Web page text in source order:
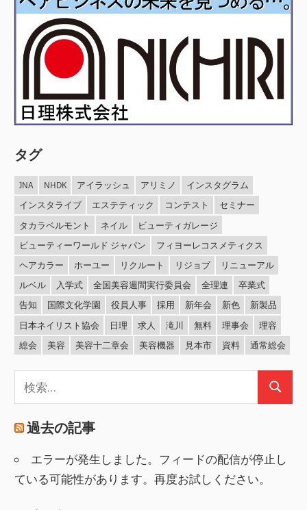
タグ
JNA NHDK アイラッシュ アリミノ
インスタグラム
インスタライブ
エステティック コンテスト
セミナー
タカラベルモント
ネイル
ビューティガレージ
ビューティーワールド ジャパン
フィヨーレコスメティクス
ヘアカラー
ホーユー リクルート リジョブ
リニューアル
ルベル
入学式 全国美容週間実行委員会 全理連
卒業式
告知
国際文化学園 役員人事 採用 新年会 新色
新製品
日本ネイリスト協会
日理 求人 滝川 無料 理事会
理容
総会
美容 美容十二章会 美容機器 見本市 資料 通常総会
検
過去の記事
エラーが発生しました。フィードの配信が停止し
ている可能性があります。再度お試しください。